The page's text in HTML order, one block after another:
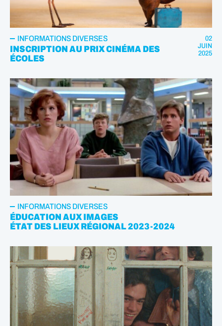
INFORMATIONS DIVERSES
INSCRIPTION AU PRIX CINÉMA DES
ÉCOLES
02
JUIN
2025
INFORMATIONS DIVERSES
ÉDUCATION AUX IMAGES
ÉTAT DES LIEUX RÉGIONAL 2023-2024